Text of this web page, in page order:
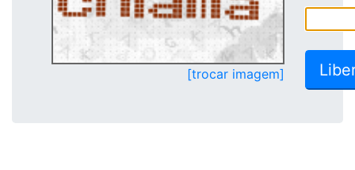
[trocar imagem]